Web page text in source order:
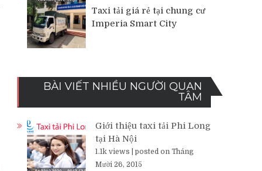
Taxi tải giá rẻ tại chung cư
Imperia Smart City
BÀI VIẾT NHIỀU NGƯỜI QUAN
TÂM
Giới thiệu taxi tải Phi Long
tại Hà Nội
1.1k views
posted on Tháng
Mười 26, 2015